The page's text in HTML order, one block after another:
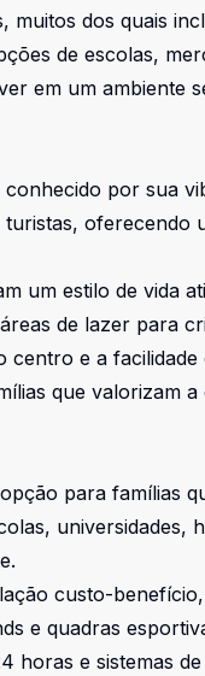
muitos dos quais
de escolas,
em um ambiente
conhecido por sua
oferecendo
um estilo de vida
de lazer para
centro e a facilidade
que valorizam a
para famílias
universidades,
custo-
e quadras
horas e sistemas de